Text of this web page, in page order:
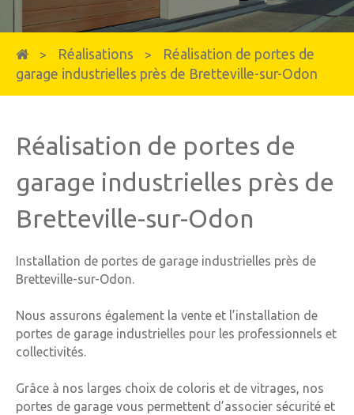
> Réalisations >
Réalisation de portes de
garage industrielles près de Bretteville-sur-Odon
Réalisation de portes de
garage industrielles près de
Bretteville-sur-Odon
Installation de portes de garage industrielles près de
Bretteville-sur-Odon.
Nous assurons également la vente et l’installation de
portes de garage industrielles pour les professionnels et
collectivités.
Grâce à nos larges choix de coloris et de vitrages, nos
portes de garage vous permettent d’associer sécurité et